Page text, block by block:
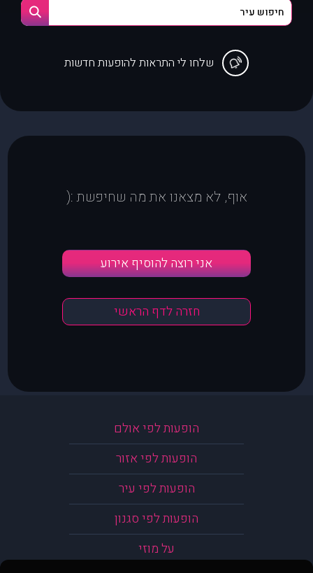
שלחו לי התראות להופעות חדשות
אוף, לא מצאנו את מה שחיפשת :(
אני רוצה להוסיף אירוע
חזרה לדף הראשי
הופעות לפי אולם
הופעות לפי אזור
הופעות לפי עיר
הופעות לפי סגנון
על מוזי